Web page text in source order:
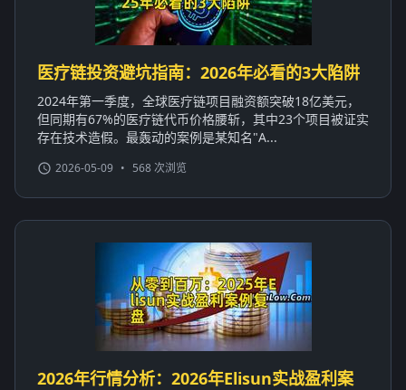
医疗链投资避坑指南：2026年必看的3大陷阱
2024年第一季度，全球医疗链项目融资额突破18亿美元，
但同期有67%的医疗链代币价格腰斩，其中23个项目被证实
存在技术造假。最轰动的案例是某知名"A...
2026-05-09 • 568 次浏览
2026年行情分析：2026年Elisun实战盈利案